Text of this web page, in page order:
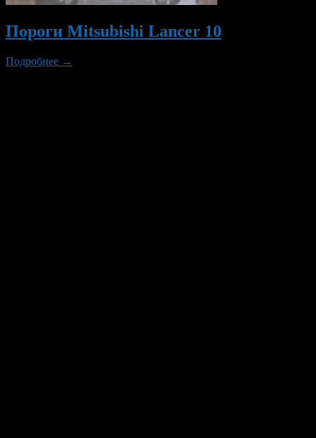
Пороги Mitsubishi Lancer 10
Подробнее →